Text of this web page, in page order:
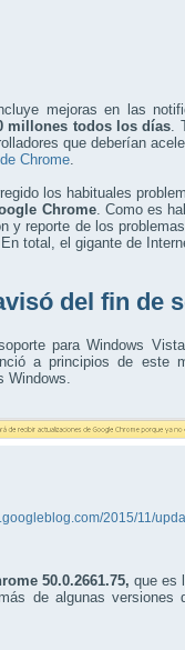
mejoras en las
millones todos los días
que deberían
Chrome
los habituales
Chrome. Como es
y reporte de los
. En total, el gigante de
del fin de
para Windows
a principios de este
Windows.
2015/11/
50.0.2661.75, que es
de algunas versiones